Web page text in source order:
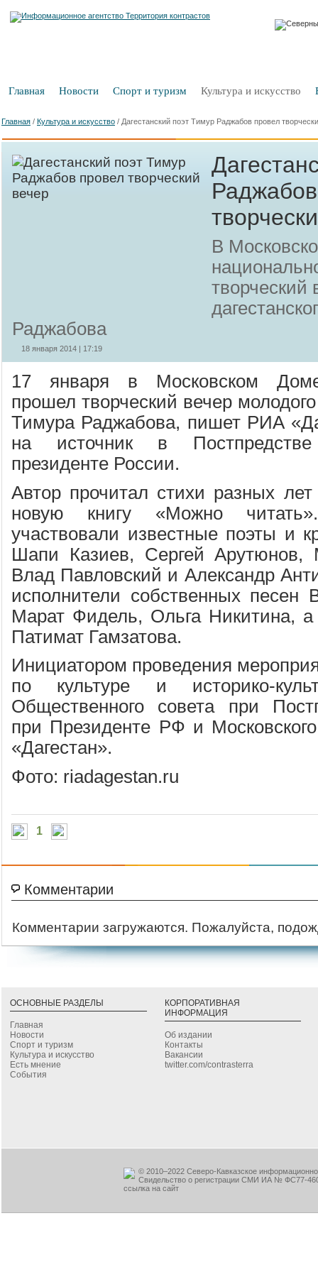
Главная Новости Спорт и туризм Культура и искусство
Главная / Культура и искусство / Дагестанский поэт Тимур Раджабов провел
В
творческий
Раджабова
18 января 2014 | 17:19
17 января в Московском Доме
прошел творческий вечер молодого
Тимура Раджабова, пишет РИА
на источник в
президенте России.
Автор прочитал стихи разных
новую книгу «Можно
участвовали известные поэты и
Шапи Казиев, Сергей Арутюнов,
Влад Павловский и Александр
исполнители собственных песен
Марат Фидель, Ольга Никитина, а
Патимат Гамзатова.
Инициатором проведения
по культуре и историко-
Общественного совета при
при Президенте РФ и Московского
«Дагестан».
Фото: riadagestan.ru
1
Комментарии
Комментарии загружаются. Пожалуйста,
ОСНОВНЫЕ РАЗДЕЛЫ
Главная
Новости
Спорт и туризм
Культура и искусство
Есть мнение
События
КОРПОРАТИВНАЯ
ИНФОРМАЦИЯ
Об издании
Контакты
Вакансии
twitter.com/contrasterra
© 2010–2022 Северо-Кавказское
Свидельство о регистрации СМИ ИА № ФС77-
ссылка на сайт